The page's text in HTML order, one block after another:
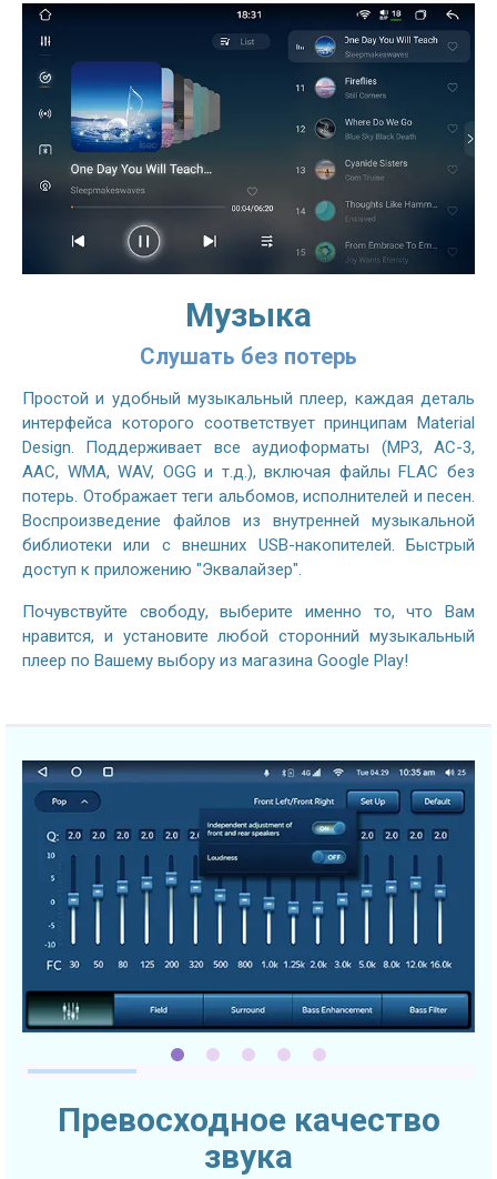
Музыка
Слушать без потерь
Простой и удобный музыкальный плеер, каждая деталь
интерфейса которого соответствует принципам Material
Design. Поддерживает все аудиоформаты (MP3, AC-3,
AAC, WMA, WAV, OGG и т.д.), включая файлы FLAC без
потерь. Отображает теги альбомов, исполнителей и песен.
Воспроизведение файлов из внутренней музыкальной
библиотеки или с внешних USB-накопителей. Быстрый
доступ к приложению "Эквалайзер".
Почувствуйте свободу, выберите именно то, что Вам
нравится, и установите любой сторонний музыкальный
плеер по Вашему выбору из магазина Google Play!
Превосходное качество
звука